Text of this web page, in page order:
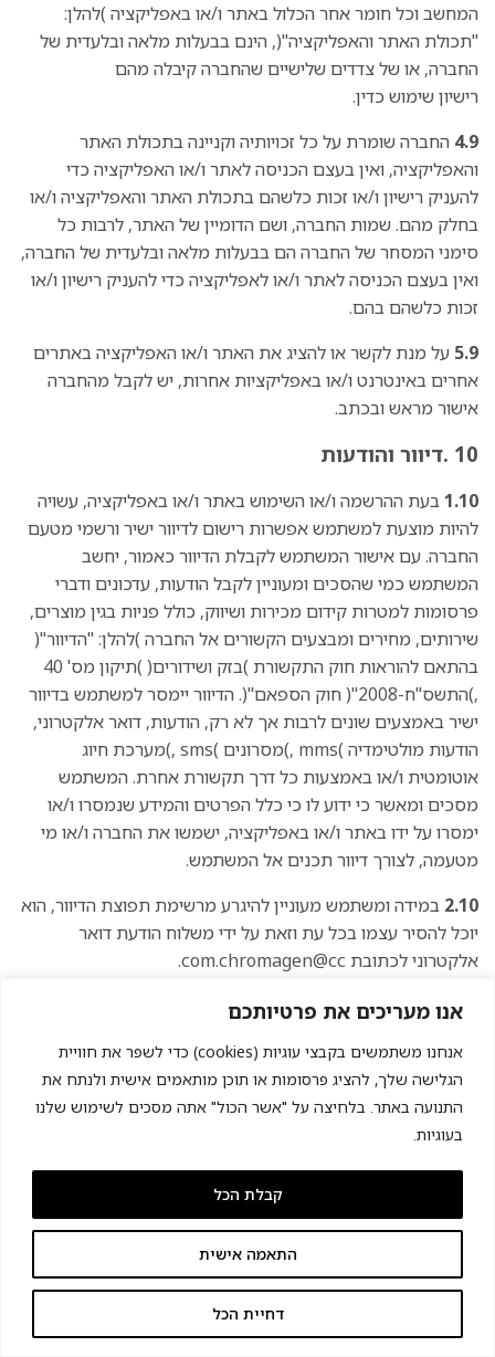
אנו מעריכים את פרטיותכם
אנחנו משתמשים בקבצי עוגיות (cookies) כדי לשפר את חוויית
הגלישה שלך, להציג פרסומות או תוכן מותאמים אישית ולנתח את
התנועה באתר. בלחיצה על "אשר הכול" אתה מסכים לשימוש שלנו
בעוגיות.
התאמה אישית
דחיית הכל
קבלת הכל
המחשב וכל חומר אחר הכלול באתר ו/או באפליקציה )להלן:
"תכולת האתר והאפליקציה"(, הינם בבעלות מלאה ובלעדית של
החברה, או של צדדים שלישיים שהחברה קיבלה מהם
רישיון שימוש כדין.
4.9 החברה שומרת על כל זכויותיה וקניינה בתכולת האתר
והאפליקציה, ואין בעצם הכניסה לאתר ו/או האפליקציה כדי
להעניק רישיון ו/או זכות כלשהם בתכולת האתר והאפליקציה ו/או
בחלק מהם. שמות החברה, ושם הדומיין של האתר, לרבות כל
סימני המסחר של החברה הם בבעלות מלאה ובלעדית של החברה,
ואין בעצם הכניסה לאתר ו/או לאפליקציה כדי להעניק רישיון ו/או
זכות כלשהם בהם.
5.9 על מנת לקשר או להציג את האתר ו/או האפליקציה באתרים
אחרים באינטרנט ו/או באפליקציות אחרות, יש לקבל מהחברה
אישור מראש ובכתב.
10 .דיוור והודעות
1.10בעת ההרשמה ו/או השימוש באתר ו/או באפליקציה, עשויה
להיות מוצעת למשתמש אפשרות רישום לדיוור ישיר ורשמי מטעם
החברה. עם אישור המשתמש לקבלת הדיוור כאמור, יחשב
המשתמש כמי שהסכים ומעוניין לקבל הודעות, עדכונים ודברי
פרסומות למטרות קידום מכירות ושיווק, כולל פניות בגין מוצרים,
שירותים, מחירים ומבצעים הקשורים אל החברה )להלן: "הדיוור"(
בהתאם להוראות חוק התקשורת )בזק ושידורים( )תיקון מס' 40
,)התשס"ח-2008"( חוק הספאם"(. הדיוור יימסר למשתמש בדיוור
ישיר באמצעים שונים לרבות אך לא רק, הודעות, דואר אלקטרוני,
הודעות מולטימדיה )mms ,)מסרונים )sms ,)מערכת חיוג
אוטומטית ו/או באמצעות כל דרך תקשורת אחרת. המשתמש
מסכים ומאשר כי ידוע לו כי כלל הפרטים והמידע שנמסרו ו/או
ימסרו על ידו באתר ו/או באפליקציה, ישמשו את החברה ו/או מי
מטעמה, לצורך דיוור תכנים אל המשתמש.
2.10 במידה ומשתמש מעוניין להיגרע מרשימת תפוצת הדיוור, הוא
יוכל להסיר עצמו בכל עת וזאת על ידי משלוח הודעת דואר
אלקטרוני לכתובת com.chromagen@cc.
11 .תניית שיפוט
כל סכסוך ו/או מחלוקת בקשר עם תקנון זה ו/או האתר ו/או
האפליקציה ו/או השימוש בהם ו/או השירותים, אם וככל שיתעוררו,
יתבררו על פי דיני מדינת ישראל בלבד, ואך ורק בבית המשפט
המוסמך בעיר חיפה, לו מוקנית סמכות ייחודית ובלעדית.
1.12החברה שומרת לעצמה את הזכות, בהתאם לשיקול דעתה
הבלעדי, להפסיק, להסיר, לשנות ו/או להגביל )לפי העניין(
מאפיינים, יישומים, שירותים ו/או תכנים הכלולים באתר ו/או
באפליקציה או חלקם ו/או להתנות תנאים בקשר אליהם וזאת
מבלי